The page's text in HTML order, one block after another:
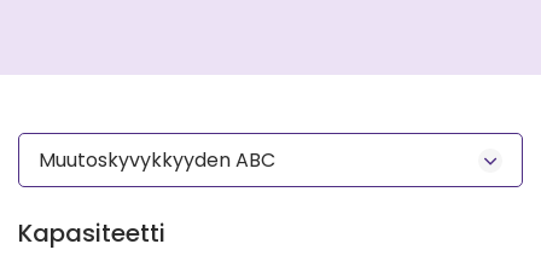
Muutoskyvykkyyden ABC
Kapasiteetti